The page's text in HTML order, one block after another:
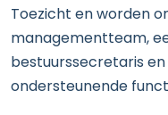
Toezicht en worden
managementteam,
bestuurssecretaris
ondersteunende